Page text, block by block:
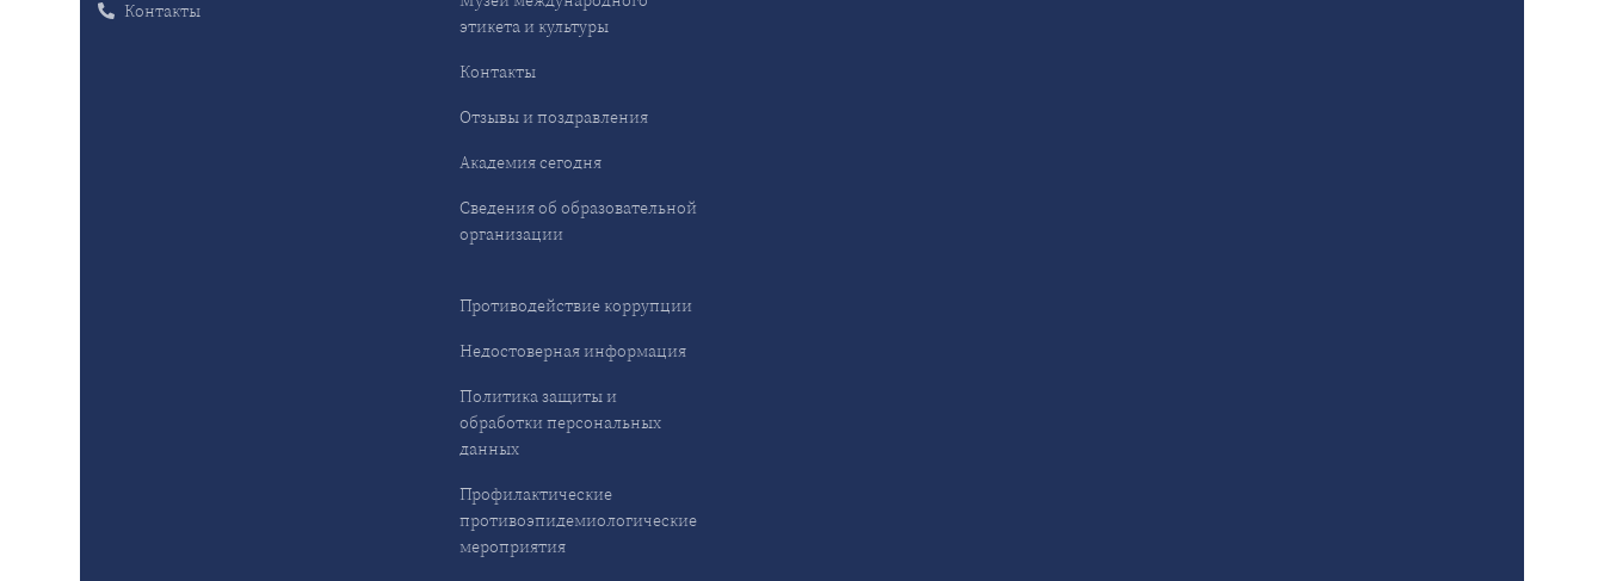
Контакты
этикета и культуры
Контакты
Отзывы и поздравления
Академия сегодня
Сведения об образовательной
организации
Противодействие коррупции
Недостоверная информация
Политика защиты и
обработки персональных
данных
Профилактические
противоэпидемиологические
мероприятия